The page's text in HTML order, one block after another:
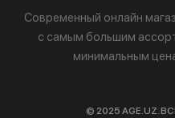
Современный онлайн
с самым большим
минимальным
© 2025 AGE.UZ.